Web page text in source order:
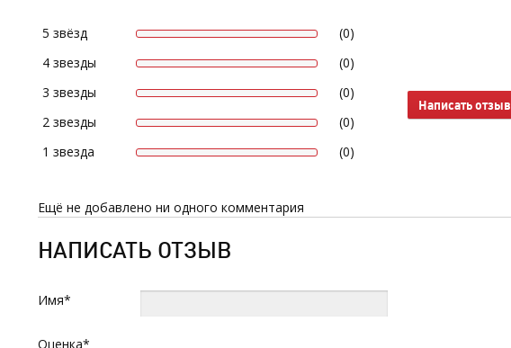
5 звёзд
(0)
4 звезды
(0)
3 звезды
(0)
2 звезды
(0)
1 звезда
(0)
Написать отзыв
Ещё не добавлено ни одного комментария
НАПИСАТЬ ОТЗЫВ
Имя*
Оценка*